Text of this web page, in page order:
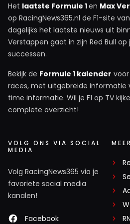
Het laatste Formule 1en Max
op RacingNews365.nl de F1-site
dagelijks het laatste nieuws uit
Verstappen gaat in zijn Red Bull
successen.
Bekijk de Formule 1 kalender
races, met uitgebreide informatie
time informatie. Wil je F1 op TV
complete overzicht!
VOLG ONS VIA SOCIAL
MEDIA
Volg RacingNews365 via je
favoriete social media
kanalen!
Facebook